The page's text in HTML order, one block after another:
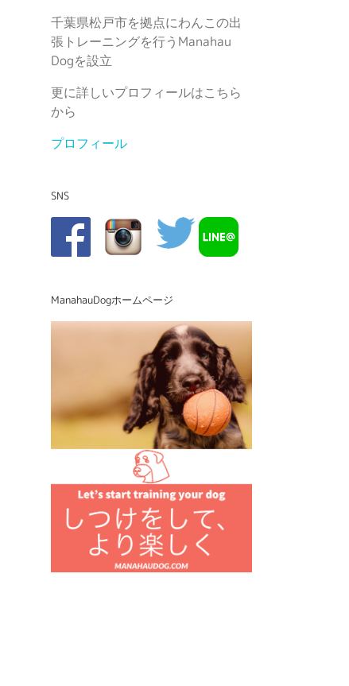
千葉県松戸市を拠点にわんこの出
張トレーニングを行うManahau
Dogを設立
更に詳しいプロフィールはこちら
から
プロフィール
SNS
ManahauDogホームページ